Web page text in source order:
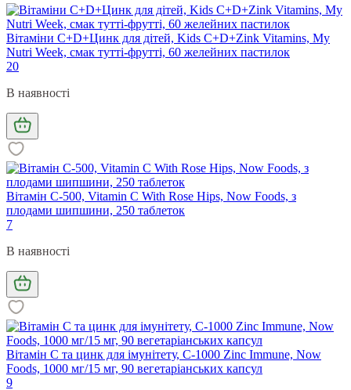
Вітаміни С+D+Цинк для дітей, Kids C+D+Zink Vitamins, My
Nutri Week, смак тутті-фрутті, 60 желейних пастилок
20
В наявності
Вітамін С-500, Vitamin C With Rose Hips, Now Foods, з
плодами шипшини, 250 таблеток
7
В наявності
Вітамін С та цинк для імунітету, C-1000 Zinc Immune, Now
Foods, 1000 мг/15 мг, 90 вегетаріанських капсул
9